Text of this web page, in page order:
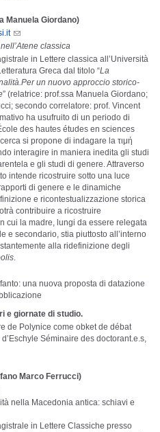
Manuela Giordano)
classica
in Lettere classica all’Università
Greca dal titolo “La
un nuovo approccio storico-
” (relatrice: prof.ssa Manuela Giordano;
secondo correlatore: prof. Vincent
ha usufruito di un periodo di
des hautes études en sciences
si propone di indagare la τιμή
interagire in maniera inedita gli studi
e gli studi di genere. Attraverso
intende ricostruire sotto una luce
di genere e le dinamiche
e ricontestualizzazione storica
contribuire a ricostruire
cui la madre, lungi da essere relegata
e secondario, stia piuttosto all’interno
alla ridefinizione degli
.
una nuova proposta di datazione
e giornate di studio.
de Polynice come obket de débat
d’Eschyle Séminaire des doctorant.e.s,
Marco Ferrucci)
nella Macedonia antica: schiavi e
in Lettere Classiche presso